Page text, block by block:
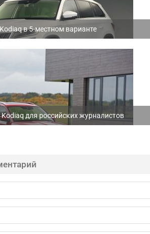
в 5-местном варианте
для российских журналистов